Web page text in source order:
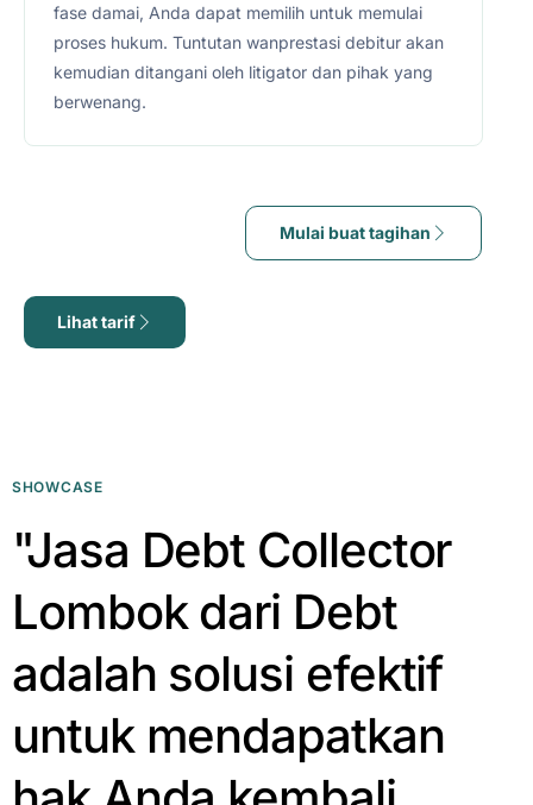
fase damai, Anda dapat memilih untuk memulai
proses hukum. Tuntutan wanprestasi debitur akan
kemudian ditangani oleh litigator dan pihak yang
berwenang.
Mulai buat tagihan
Lihat tarif
SHOWCASE
"Jasa Debt Collector
Lombok dari Debt
adalah solusi efektif
untuk mendapatkan